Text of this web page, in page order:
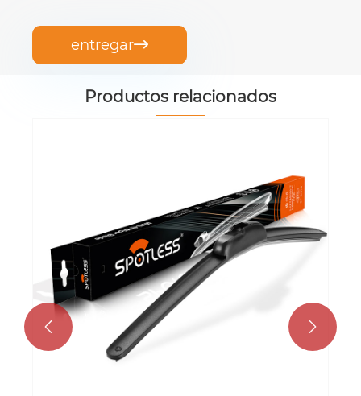
entregar
Productos relacionados
 